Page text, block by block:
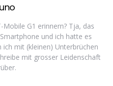
G1 erinnern? Tja, das
und ich hatte es
mit (kleinen) Unterbrüchen
mit grosser Leidenschaft